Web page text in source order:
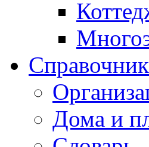
Справочник
Дома и